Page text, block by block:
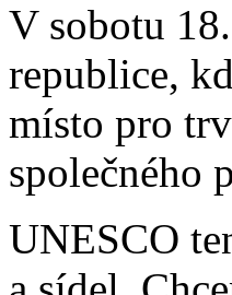
V sobotu
republice,
místo pro
společného
UNESCO